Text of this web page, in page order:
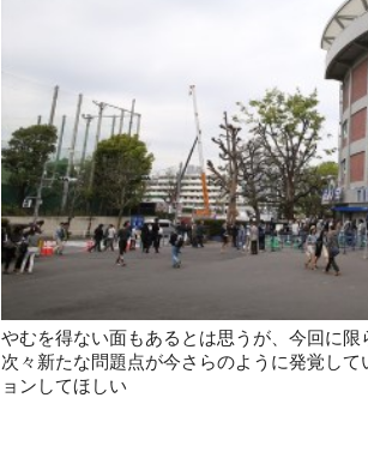
やむを得ない面もあるとは思うが、今回に
次々新たな問題点が今さらのように発覚し
ョンしてほしい